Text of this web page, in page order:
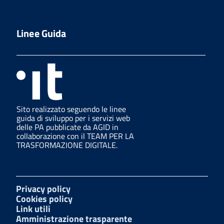
Linee Guida
Sito realizzato seguendo le linee
guida di sviluppo per i servizi web
delle PA pubblicate da AGID in
collaborazione con il TEAM PER LA
TRASFORMAZIONE DIGITALE.
Privacy policy
Cookies policy
Link utili
Amministrazione trasparente